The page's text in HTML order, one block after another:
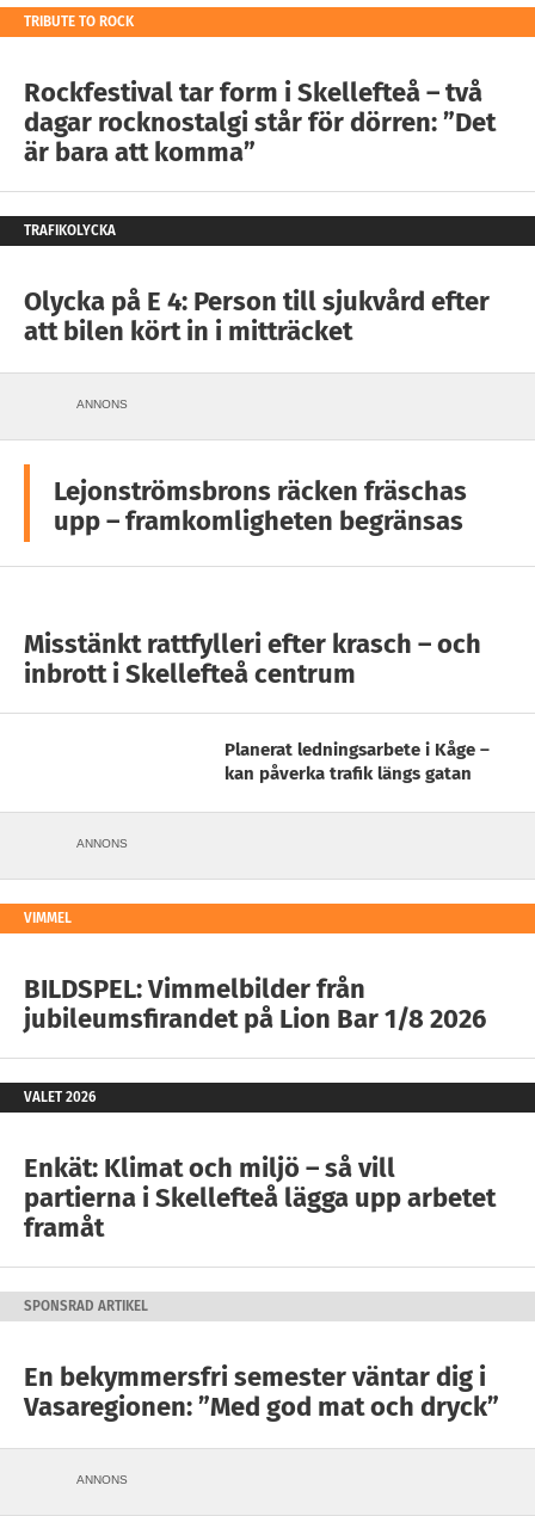
TRIBUTE TO ROCK
Rockfestival tar form i Skellefteå – två
dagar rocknostalgi står för dörren: ”Det
är bara att komma”
TRAFIKOLYCKA
Olycka på E 4: Person till sjukvård efter
att bilen kört in i mitträcket
ANNONS
Lejonströmsbrons räcken fräschas
upp – framkomligheten begränsas
Misstänkt rattfylleri efter krasch – och
inbrott i Skellefteå centrum
Planerat ledningsarbete i Kåge –
kan påverka trafik längs gatan
ANNONS
VIMMEL
BILDSPEL: Vimmelbilder från
jubileumsfirandet på Lion Bar 1/8 2026
VALET 2026
Enkät: Klimat och miljö – så vill
partierna i Skellefteå lägga upp arbetet
framåt
SPONSRAD ARTIKEL
En bekymmersfri semester väntar dig i
Vasaregionen: ”Med god mat och dryck”
ANNONS